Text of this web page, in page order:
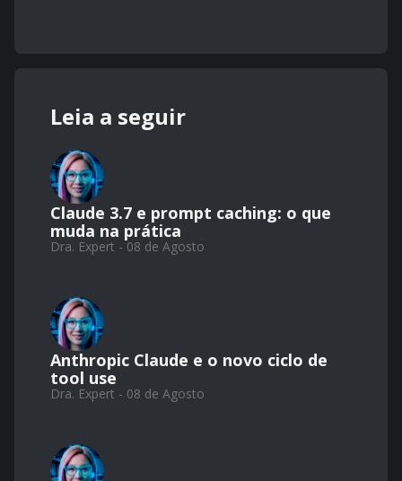
Leia a seguir
Claude 3.7 e prompt caching: o que
muda na prática
Dra. Expert - 08 de Agosto
Anthropic Claude e o novo ciclo de
tool use
Dra. Expert - 08 de Agosto